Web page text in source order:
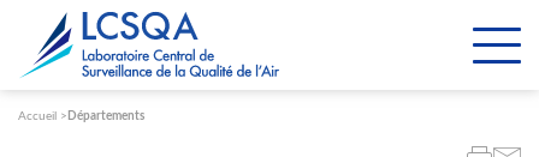
Accueil Départements
Paramétrer les cookies